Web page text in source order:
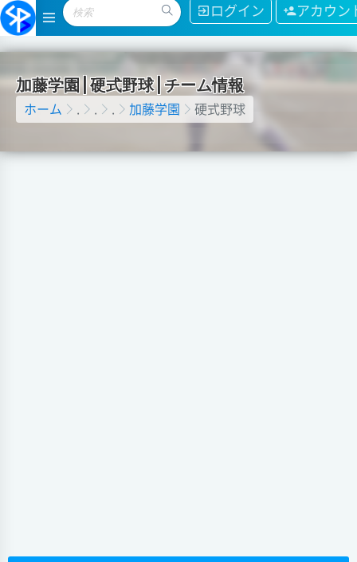
ログイン アカウン
加藤学園 硬式野球 チーム情報
ホーム 加藤学園 硬式野球